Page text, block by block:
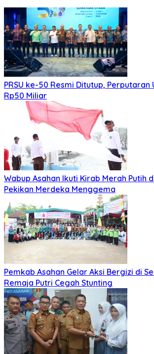
PRSU ke-50 Resmi Ditutup, Perputaran
Rp50 Miliar
Wabup Asahan Ikuti Kirab Merah Putih
Pekikan Merdeka Menggema
Pemkab Asahan Gelar Aksi Bergizi di
Remaja Putri Cegah Stunting